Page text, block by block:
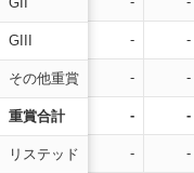
GIII
その他重賞
重賞合計
リステッド
- -
- -
- -
- -